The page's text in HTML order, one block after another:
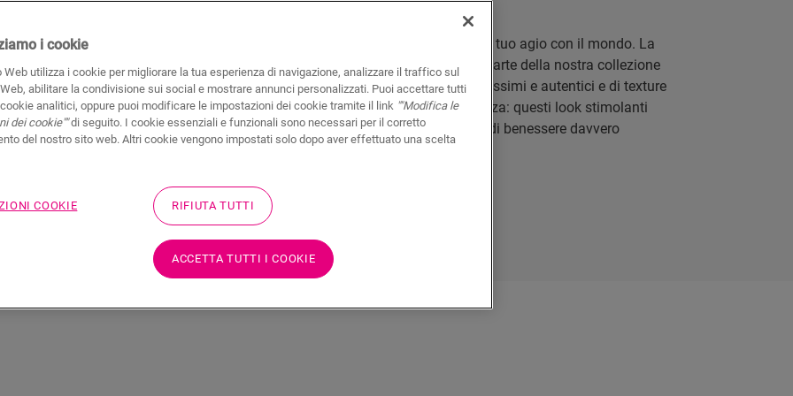
più
Entra in una casa naturale e invitante, che ti mette subito a tuo agio con il mondo. La
nostra gamma Bloom di pavimenti in vinile effetto legno, parte della nostra collezione
Alpha Vinylrigida, è disponibile in una varietà di colori bellissimi e autentici e di texture
superficiali suggestive. Freschi, contemporanei e di tendenza: questi look stimolanti
evocano sensazioni di natura e rinnovamento, e un senso di benessere davvero
importante per la vita frenetica di oggi.
SCOPRI I NOSTRI PAVIMENTI BLOOM
i cookie
Web utilizza i cookie per migliorare la tua esperienza di navigazione, analizzare il traffico sul
abilitare la condivisione sui social e mostrare annunci personalizzati. Puoi accettare tutti
analitici, oppure puoi modificare le impostazioni dei cookie tramite il link ""Modifica le
dei cookie""di seguito. I cookie essenziali e funzionali sono necessari per il corretto
del nostro sito web. Altri cookie vengono impostati solo dopo aver effettuato una scelta
COOKIE RIFIUTA TUTTI
ACCETTA TUTTI I COOKIE